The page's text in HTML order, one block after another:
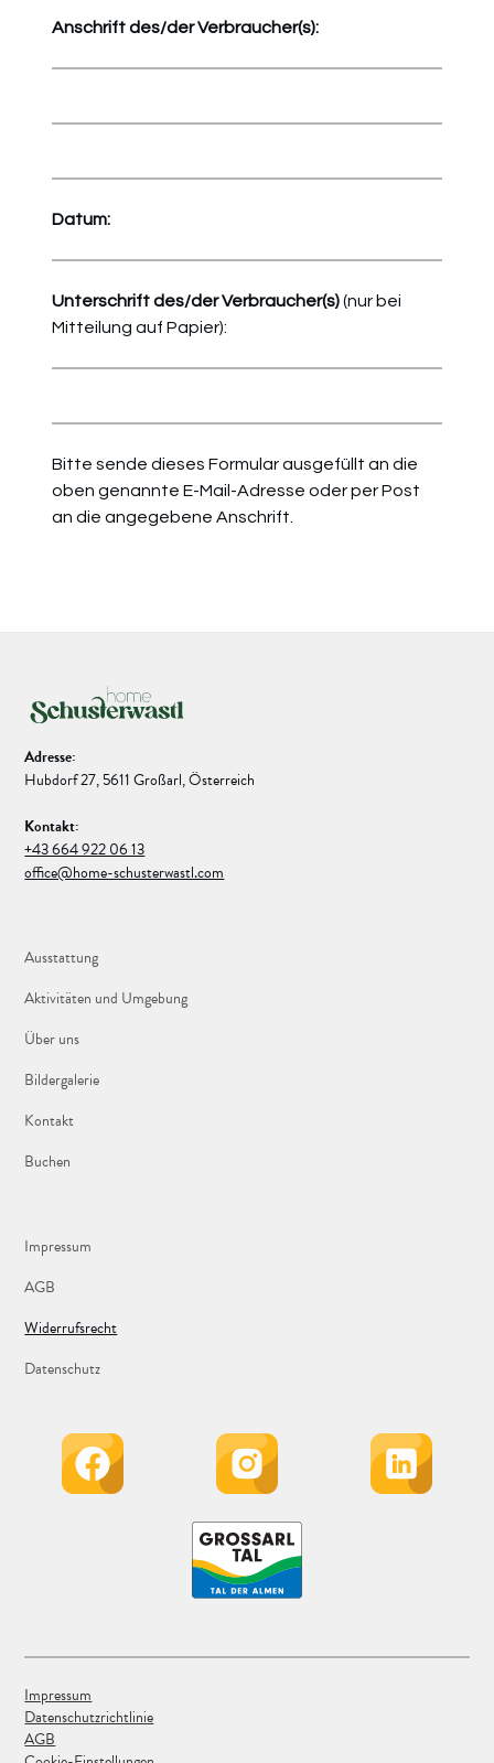
Anschriftdes/der Verbraucher(s):
Datum:
Unterschrift des/der Verbraucher(s)(nur bei
Mitteilung auf Papier):
Bitte sende dieses Formular ausgefüllt an die
oben genannte E-Mail-Adresse oder per Post
an die angegebene Anschrift.
Adresse:
Hubdorf 27, 5611 Großarl, Österreich
Kontakt:
+43 664 922 06 13
office@home-schusterwastl.com
Ausstattung
Aktivitäten und Umgebung
Über uns
Bildergalerie
Kontakt
Buchen
Impressum
AGB
Widerrufsrecht
Datenschutz
Impressum
Datenschutzrichtlinie
AGB